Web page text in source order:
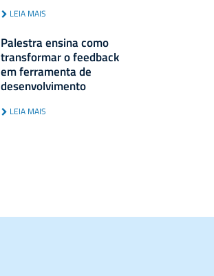
LEIA MAIS
Palestra ensina como
transformar o feedback
em ferramenta de
desenvolvimento
LEIA MAIS